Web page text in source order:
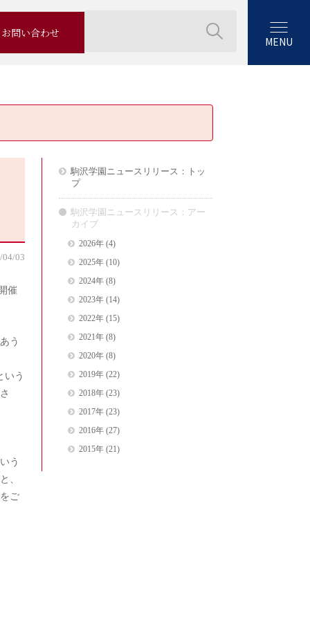
お問い合わせ
MENU
04/03
催
う
いう
う
、
ご
駒沢学園ニュースリリース：トッ
プ
駒沢学園ニュースリリース：アー
カイブ
2026年(4)
2025年(10)
2024年(8)
2023年(14)
2022年(15)
2021年(8)
2020年(8)
2019年(22)
2018年(23)
2017年(23)
2016年(27)
2015年(21)